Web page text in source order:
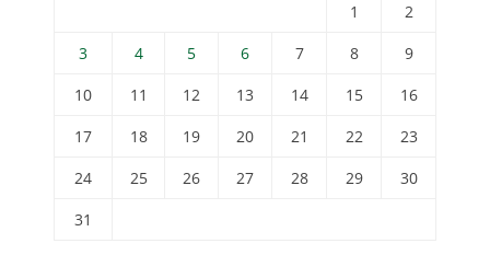
1
2
3
4 5 6 7 8
9
10
11 12 13 14 15
16
17
18 19 20 21 22
23
24
25 26 27 28 29
30
31